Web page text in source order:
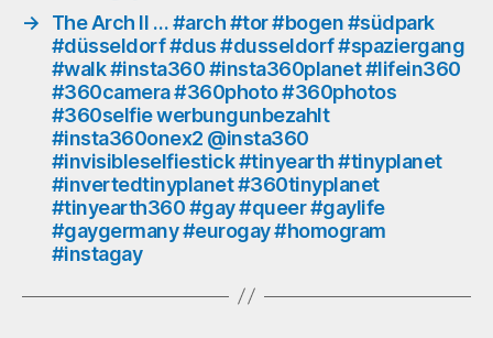
#invisibleselfiestick
#tinyearth
#tinyplanet
#invertedtinyplanet
#gay
#queer
#gaylife
#gaygermany
→
The Arch II … #arch #tor #bogen #südpark
#düsseldorf #dus #dusseldorf #spaziergang
#walk #insta360 #insta360planet #lifein360
#360camera #360photo #360photos
#360selfie werbungunbezahlt
#insta360onex2 @insta360
#invisibleselfiestick #tinyearth #tinyplanet
#invertedtinyplanet #360tinyplanet
#tinyearth360 #gay #queer #gaylife
#gaygermany #eurogay #homogram
#instagay